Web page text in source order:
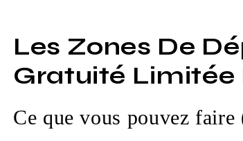
Les Zones De
Gratuité Limitée
Ce que vous pouvez faire